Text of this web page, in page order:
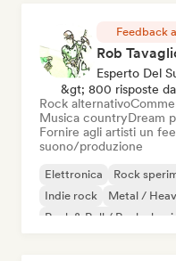
Feedback
Rob
Esperto Del
&gt; 800 risposte
Rock alternativo
Musica countryDream
Fornire agli artisti un
suono/produzione
Elettronica Rock
Indie rock
Metal /
Rock & Roll / Rock